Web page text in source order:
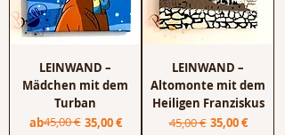
LEINWAND –
Mädchen mit dem
Turban
ab
Standardpreis
45,00 € 35,00 €
Sale-Preis
LEINWAND –
Altomonte mit dem
Heiligen Franziskus
Standardpreis
45,00 € Sale-Preis
35,00 €